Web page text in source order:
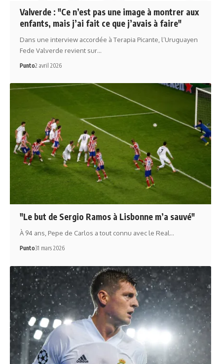
Valverde : "Ce n’est pas une image à montrer aux
enfants, mais j’ai fait ce que j’avais à faire"
Dans une interview accordée à Terapia Picante, l’Uruguayen
Fede Valverde revient sur…
Punto2 avril 2026
"Le but de Sergio Ramos à Lisbonne m’a sauvé"
À 94 ans, Pepe de Carlos a tout connu avec le Real…
Punto31 mars 2026